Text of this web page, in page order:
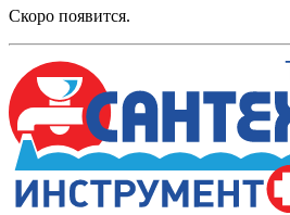
Скоро появится.